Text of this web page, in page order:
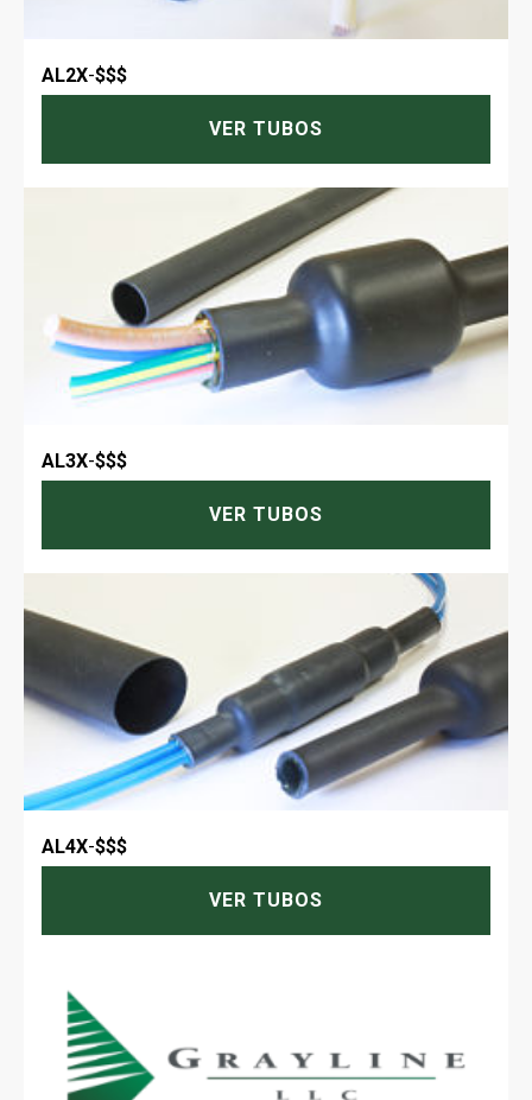
AL2X-$$$
VER TUBOS
AL3X-$$$
VER TUBOS
AL4X-$$$
VER TUBOS